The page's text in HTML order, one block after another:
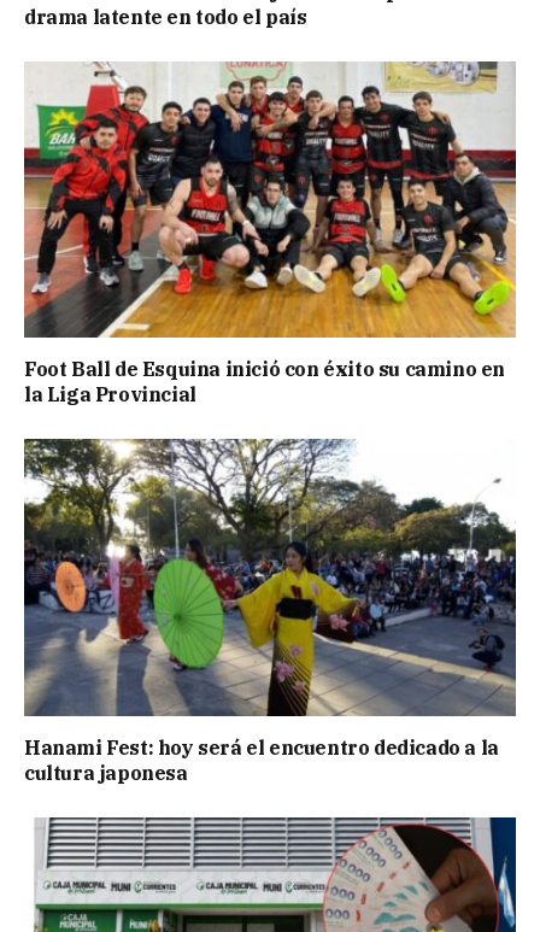
drama latente en todo el país
Foot Ball de Esquina inició con éxito su camino en
la Liga Provincial
Hanami Fest: hoy será el encuentro dedicado a la
cultura japonesa